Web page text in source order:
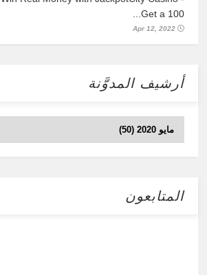
Get a 100...
Apr 12, 2022
أرشيف المدوَّنة
المتابعون